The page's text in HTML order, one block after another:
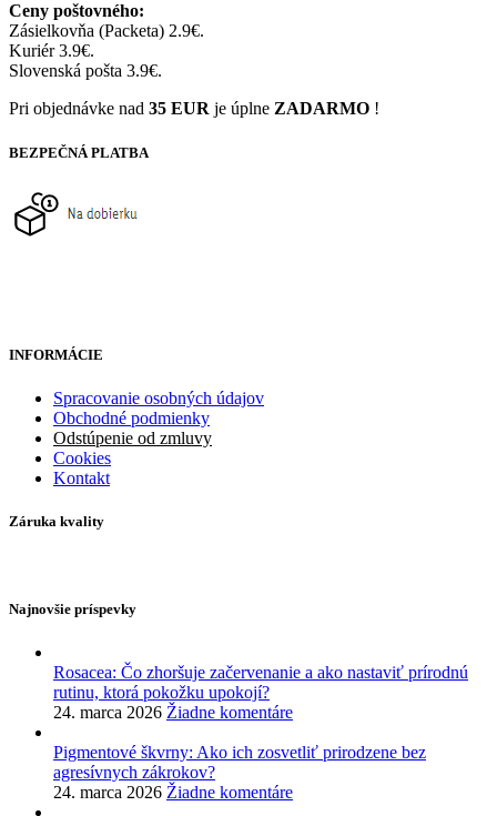
Ceny poštovného:
Zásielkovňa (Packeta) 2.9€.
Kuriér 3.9€.
Slovenská pošta 3.9€.
Pri objednávke nad 35 EUR je úplne ZADARMO !
BEZPEČNÁ PLATBA
INFORMÁCIE
Spracovanie osobných údajov
Obchodné podmienky
Odstúpenie od zmluvy
Cookies
Kontakt
Záruka kvality
Najnovšie príspevky
Rosacea: Čo zhoršuje začervenanie a ako nastaviť prírodnú
rutinu, ktorá pokožku upokojí?
24. marca 2026 Žiadne komentáre
Pigmentové škvrny: Ako ich zosvetliť prirodzene bez
agresívnych zákrokov?
24. marca 2026 Žiadne komentáre